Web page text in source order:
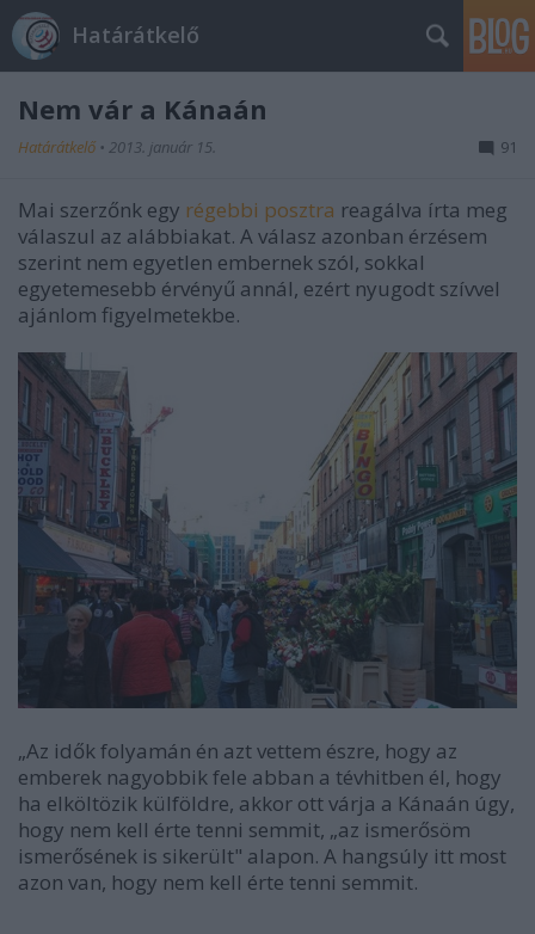
Határátkelő
Nem vár a Kánaán
Határátkelő • 2013. január 15. 91
Mai szerzőnk egy régebbi posztra reagálva írta meg
válaszul az alábbiakat. A válasz azonban érzésem
szerint nem egyetlen embernek szól, sokkal
egyetemesebb érvényű annál, ezért nyugodt szívvel
ajánlom figyelmetekbe.
„Az idők folyamán én azt vettem észre, hogy az
emberek nagyobbik fele abban a tévhitben él, hogy
ha elköltözik külföldre, akkor ott várja a Kánaán úgy,
hogy nem kell érte tenni semmit, „az ismerősöm
ismerősének is sikerült" alapon. A hangsúly itt most
azon van, hogy nem kell érte tenni semmit.